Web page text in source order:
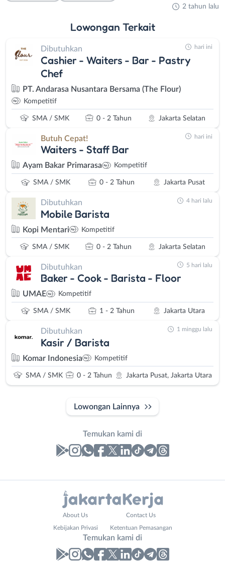
2 tahun lalu
Lowongan Terkait
Dibutuhkan
Cashier - Waiters - Bar - Pastry
Chef
PT. Andarasa Nusantara Bersama (The Flour)
Kompetitif
SMA / SMK 0 - 2 Tahun Jakarta Selatan
hari ini
Butuh Cepat!
Waiters - Staff Bar
Ayam Bakar Primarasa Kompetitif
SMA / SMK 0 - 2 Tahun Jakarta Pusat
hari ini
Dibutuhkan
Mobile Barista
Kopi Mentari Kompetitif
SMA / SMK 0 - 2 Tahun Jakarta Selatan
4 hari lalu
Dibutuhkan
Baker - Cook - Barista - Floor
UMAE Kompetitif
SMA / SMK 1 - 2 Tahun Jakarta Utara
5 hari lalu
Dibutuhkan
Kasir / Barista
Komar Indonesia Kompetitif
SMA / SMK 0 - 2 Tahun Jakarta Pusat, Jakarta Utara
1 minggu lalu
Lowongan Lainnya
Temukan kami di
About Us Contact Us
Kebijakan Privasi Ketentuan Pemasangan
Temukan kami di